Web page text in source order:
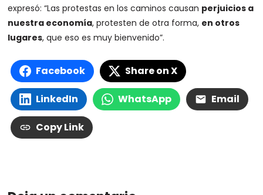
expresó: “Las protestas en los caminos causan perjuicios a
nuestra economía, protesten de otra forma, en otros
lugares, que eso es muy bienvenido”.
Facebook Share on X
LinkedIn WhatsApp Email
Copy Link